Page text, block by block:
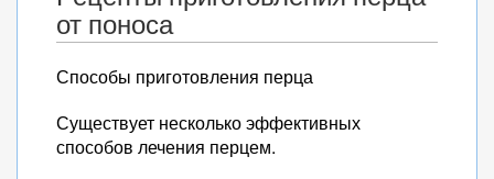
от поноса
Способы приготовления перца
Существует несколько эффективных
способов лечения перцем.